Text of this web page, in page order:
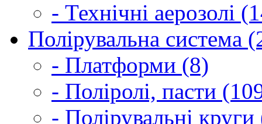
- Технічні аерозолі
Полірувальна система
- Платформи (8)
- Поліролі, пасти
- Полірувальні